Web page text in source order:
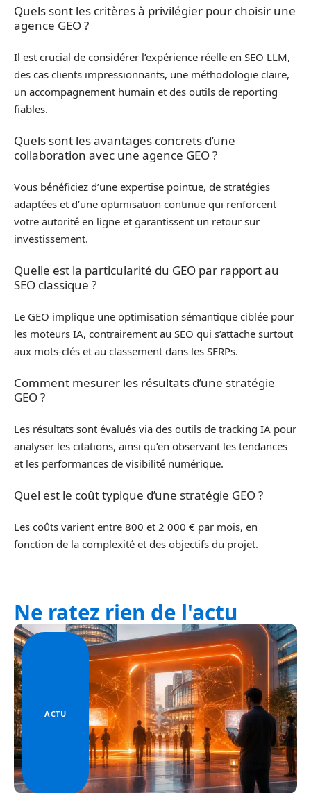
Quels sont les critères à privilégier pour choisir une
agence GEO ?
Il est crucial de considérer l’expérience réelle en SEO LLM,
des cas clients impressionnants, une méthodologie claire,
un accompagnement humain et des outils de reporting
fiables.
Quels sont les avantages concrets d’une
collaboration avec une agence GEO ?
Vous bénéficiez d’une expertise pointue, de stratégies
adaptées et d’une optimisation continue qui renforcent
votre autorité en ligne et garantissent un retour sur
investissement.
Quelle est la particularité du GEO par rapport au
SEO classique ?
Le GEO implique une optimisation sémantique ciblée pour
les moteurs IA, contrairement au SEO qui s’attache surtout
aux mots-clés et au classement dans les SERPs.
Comment mesurer les résultats d’une stratégie
GEO ?
Les résultats sont évalués via des outils de tracking IA pour
analyser les citations, ainsi qu’en observant les tendances
et les performances de visibilité numérique.
Quel est le coût typique d’une stratégie GEO ?
Les coûts varient entre 800 et 2 000 € par mois, en
fonction de la complexité et des objectifs du projet.
Ne ratez rien de l'actu
ACTU